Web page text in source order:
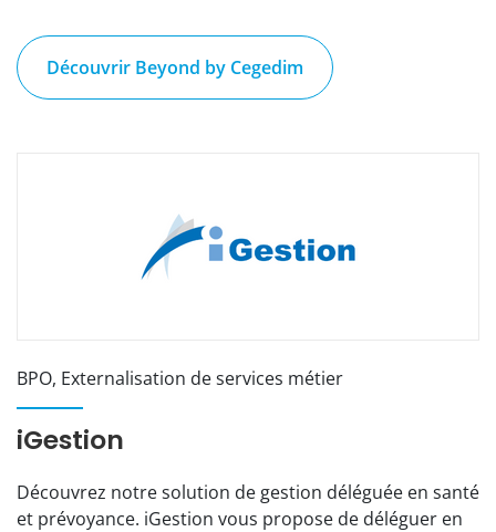
Découvrir Beyond by Cegedim
BPO, Externalisation de services métier
iGestion
Découvrez notre solution de gestion déléguée en santé
et prévoyance. iGestion vous propose de déléguer en